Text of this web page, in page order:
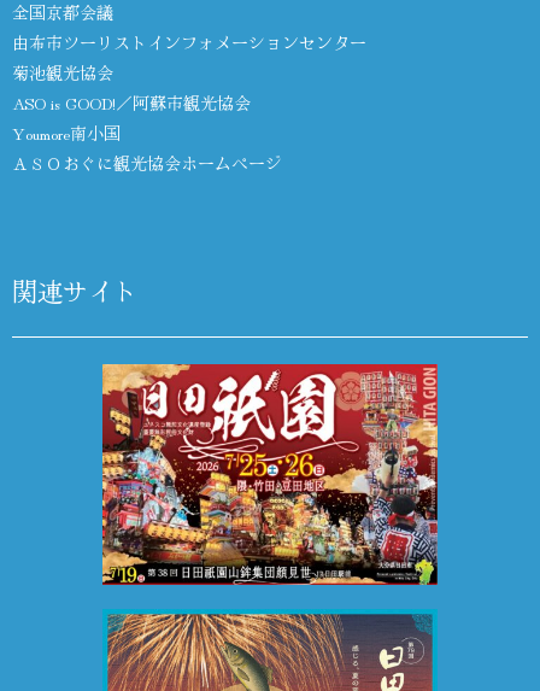
全国京都会議
由布市ツーリストインフォメーションセンター
菊池観光協会
ASO is GOOD!／阿蘇市観光協会
Youmore南小国
ＡＳＯおぐに観光協会ホームページ
関連サイト